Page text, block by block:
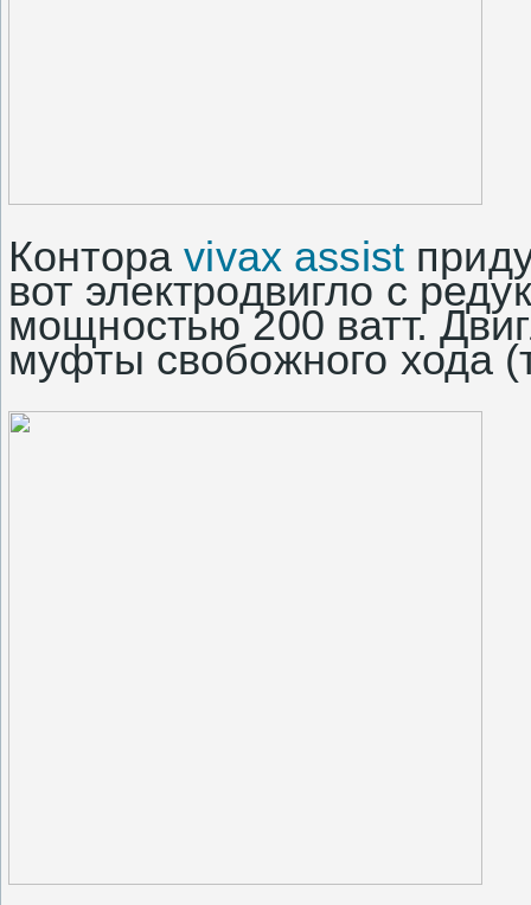
Контораvivax assist
вот электродвигло с
мощностью 200 ватт.
муфты свобожного хода